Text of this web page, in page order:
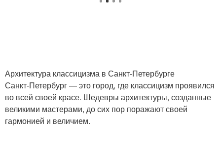
Архитектура классицизма в Санкт-Петербурге
Санкт-Петербург — это город, где классицизм проявился
во всей своей красе. Шедевры архитектуры, созданные
великими мастерами, до сих пор поражают своей
гармонией и величием.